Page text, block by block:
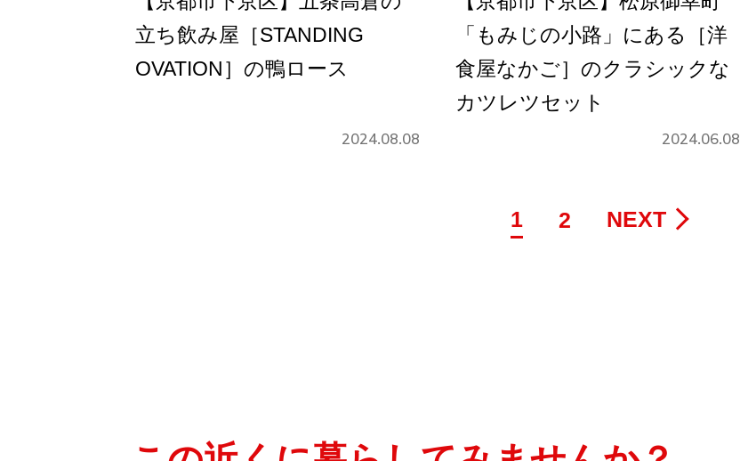
立ち飲み屋［STANDING
OVATION］の鴨ロース
2024.08.08
「もみじの小路」にある［洋
食屋なかご］のクラシックな
カツレツセット
2024.06.08
1 2 NEXT